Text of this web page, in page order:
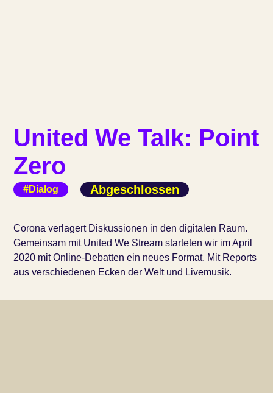
United We Talk: Point
Zero
#Dialog Abgeschlossen
Corona verlagert Diskussionen in den digitalen Raum.
Gemeinsam mit United We Stream starteten wir im April
2020 mit Online-Debatten ein neues Format. Mit Reports
aus verschiedenen Ecken der Welt und Livemusik.